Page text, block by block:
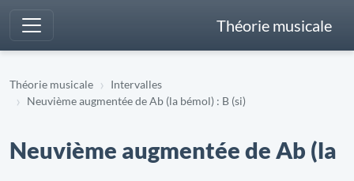
Théorie musicale
Théorie musicale
Intervalles
Neuvième augmentée de Ab (la bémol) : B (si)
Neuvième augmentée de Ab (la